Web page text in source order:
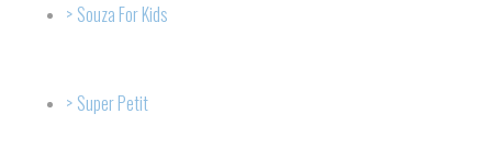
Souza For Kids
Super Petit